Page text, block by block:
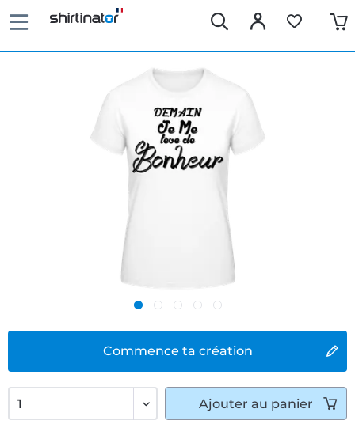
Commence ta création
Ajouter au panier